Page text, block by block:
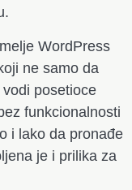
WordPress
ne samo da
posetioce
funkcionalnosti
i lako da pronađe
je i prilika za